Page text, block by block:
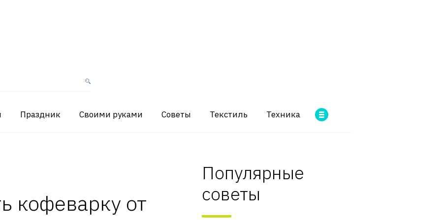
Праздник Своими руками Советы Текстиль Техника
кофеварку от
Популярные
советы